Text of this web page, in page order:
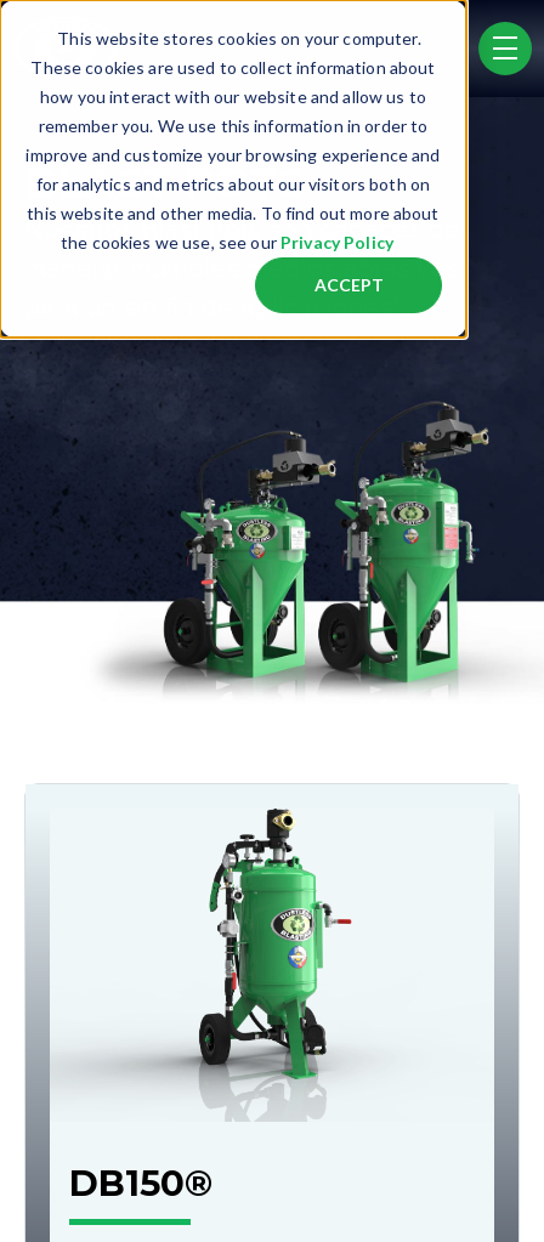
This website stores cookies on your computer.
These cookies are used to collect information about
how you interact with our website and allow us to
remember you. We use this information in order to
improve and customize your browsing experience and
for analytics and metrics about our visitors both on
this website and other media. To find out more about
the cookies we use, see our Privacy Policy
ACCEPT
Skip to main content
BLAST POTS
Nuestros Blast Pots son capaces de
manejar múltiples medios abrasivos
para un sin fin de aplicaciones!
DB150®